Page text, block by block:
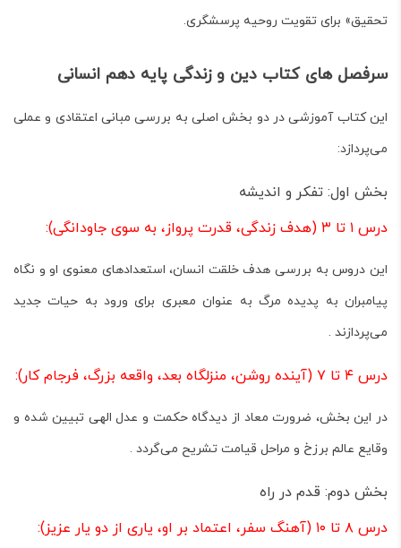
تحقیق» برای تقویت روحیه پرسشگری.
سرفصل های کتاب دین و زندگی پایه دهم انسانی
این کتاب آموزشی در دو بخش اصلی به بررسی مبانی اعتقادی و عملی
می‌پردازد:
بخش اول: تفکر و اندیشه
درس ۱ تا ۳ (هدف زندگی، قدرت پرواز، به سوی جاودانگی):
این دروس به بررسی هدف خلقت انسان، استعدادهای معنوی او و نگاه
پیامبران به پدیده مرگ به عنوان معبری برای ورود به حیات جدید
می‌پردازند .
درس ۴ تا ۷ (آینده روشن، منزلگاه بعد، واقعه بزرگ، فرجام کار):
در این بخش، ضرورت معاد از دیدگاه حکمت و عدل الهی تبیین شده و
وقایع عالم برزخ و مراحل قیامت تشریح می‌گردد .
بخش دوم: قدم در راه
درس ۸ تا ۱۰ (آهنگ سفر، اعتماد بر او، یاری از دو یار عزیز):